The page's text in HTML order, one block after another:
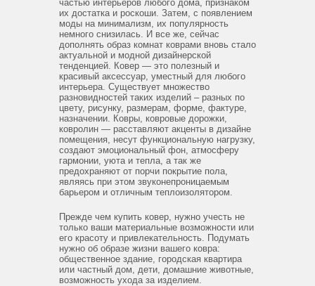
частью интерьеров любого дома, признаком
их достатка и роскоши. Затем, с появлением
моды на минимализм, их популярность
немного снизилась. И все же, сейчас
дополнять образ комнат коврами вновь стало
актуальной и модной дизайнерской
тенденцией. Ковер — это полезный и
красивый аксессуар, уместный для любого
интерьера. Существует множество
разновидностей таких изделий – разных по
цвету, рисунку, размерам, форме, фактуре,
назначении. Ковры, ковровые дорожки,
ковролин — расставляют акценты в дизайне
помещения, несут функциональную нагрузку,
создают эмоциональный фон, атмосферу
гармонии, уюта и тепла, а так же
предохраняют от порчи покрытие пола,
являясь при этом звуконепроницаемым
барьером и отличным теплоизолятором.
Прежде чем купить ковер, нужно учесть не
только ваши материальные возможности или
его красоту и привлекательность. Подумать
нужно об образе жизни вашего ковра:
общественное здание, городская квартира
или частный дом, дети, домашние животные,
возможность ухода за изделием.